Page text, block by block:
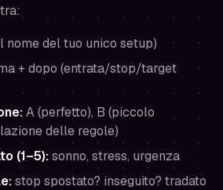
nome del tuo unico setup)
+ dopo (entrata/stop/target
A (perfetto), B (piccolo
delle regole)
(1–5):sonno, stress, urgenza
stop spostato? inseguito? tradato